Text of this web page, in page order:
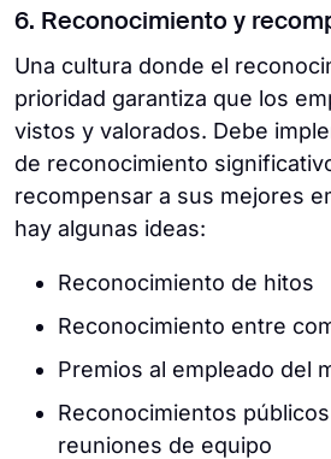
6. Reconocimiento y
Una cultura donde el
prioridad garantiza que los
vistos y valorados. Debe
de reconocimiento
recompensar a sus mejores
hay algunas ideas:
Reconocimiento de hitos
Reconocimiento entre
Premios al empleado del
Reconocimientos
reuniones de equipo